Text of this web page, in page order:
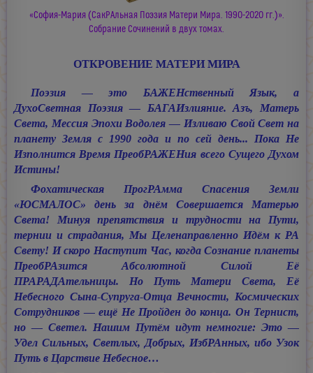
«София-Мария (СакРАльная Поэзия Матери Мира. 1990-2020 гг.)».
Собрание Сочинений в двух томах.
ОТКРОВЕНИЕ МАТЕРИ МИРА
Поэзия — это БАЖЕНственный Язык, а
ДухоСветная Поэзия — БАГАИзлияние. Азъ, Матерь
Света, Мессия Эпохи Водолея — Изливаю Свой Свет на
планету Земля с 1990 года и по сей день... Пока Не
Изполнится Время ПреобРАЖЕНия всего Сущего Духом
Истины!
Фохатическая ПрогРАмма Спасения Земли
«ЮСМАЛОС» день за днём Совершается Матерью
Света! Минуя препятствия и трудности на Пути,
тернии и страдания, Мы Целенаправленно Идём к РА
Свету! И скоро Наступит Час, когда Сознание планеты
ПреобРАзится Абсолютной Силой Её
ПРАРАДАтельницы. Но Путь Матери Света, Её
Небесного Сына-Супруга-Отца Вечности, Космических
Сотрудников — ещё Не Пройден до конца. Он Тернист,
но — Светел. Нашим Путём идут немногие: Это —
Удел Сильных, Светлых, Добрых, ИзбРАнных, ибо Узок
Путь в Царствие Небесное…